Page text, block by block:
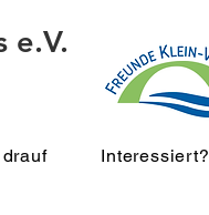
e.V.
Interessiert?